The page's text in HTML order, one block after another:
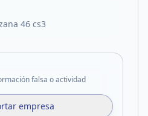
46 cs3
falsa o actividad
empresa